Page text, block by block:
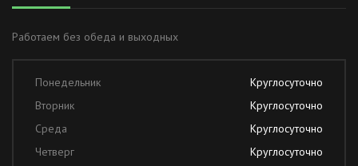
Работаем без обеда и выходных
Понедельник
Круглосуточно
Вторник
Круглосуточно
Среда
Круглосуточно
Четверг
Круглосуточно